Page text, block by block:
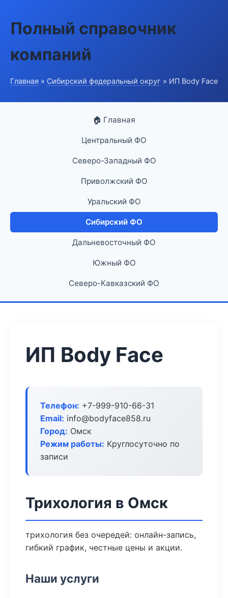
Полный справочник
компаний
Главная » Сибирский федеральный округ » ИП Body Face
🏠 Главная
Центральный ФО
Северо-Западный ФО
Приволжский ФО
Уральский ФО
Сибирский ФО
Дальневосточный ФО
Южный ФО
Северо-Кавказский ФО
ИП Body Face
Телефон: +7-999-910-66-31
Email: info@bodyface858.ru
Город: Омск
Режим работы: Круглосуточно по
записи
Трихология в Омск
трихология без очередей: онлайн-запись,
гибкий график, честные цены и акции.
Наши услуги